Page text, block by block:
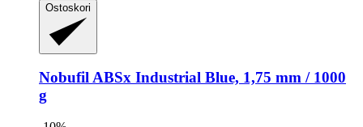
Ostoskori
NobufilABSx Industrial Blue, 1,75 mm / 1000
g